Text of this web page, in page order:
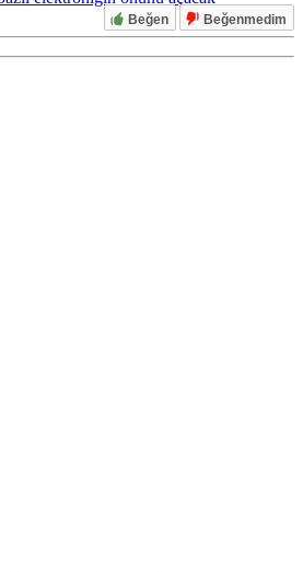
Beğen Beğenmedim